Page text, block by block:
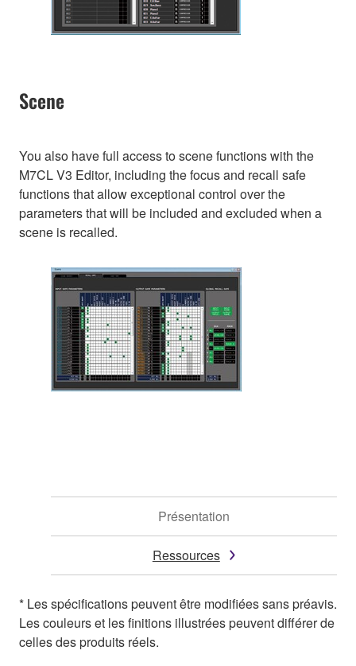
Scene
You also have full access to scene functions with the
M7CL V3 Editor, including the focus and recall safe
functions that allow exceptional control over the
parameters that will be included and excluded when a
scene is recalled.
Présentation
Ressources
* Les spécifications peuvent être modifiées sans préavis.
Les couleurs et les finitions illustrées peuvent différer de
celles des produits réels.